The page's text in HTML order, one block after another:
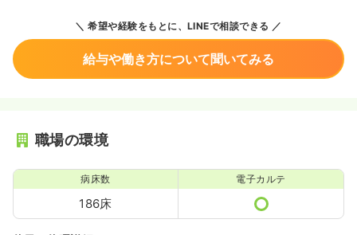
希望や経験をもとに、LINEで相談できる
給与や働き方について聞いてみる
職場の環境
病床数
186床
電子カルテ